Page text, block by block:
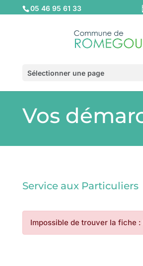
05 46 95 61 33
Sélectionner une page
Vos
Service aux Particuliers
Impossible de trouver la fiche :